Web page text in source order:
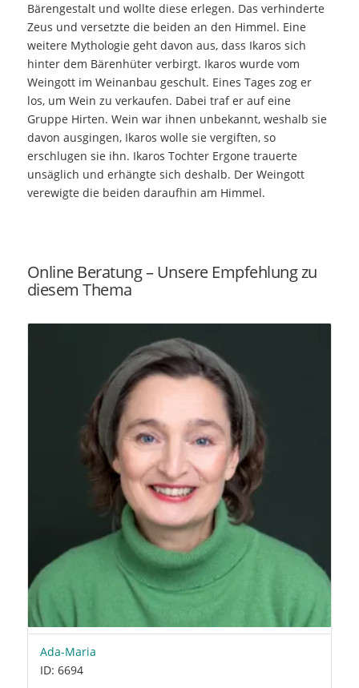
Bärengestalt und wollte diese erlegen. Das verhinderte
Zeus und versetzte die beiden an den Himmel. Eine
weitere Mythologie geht davon aus, dass Ikaros sich
hinter dem Bärenhüter verbirgt. Ikaros wurde vom
Weingott im Weinanbau geschult. Eines Tages zog er
los, um Wein zu verkaufen. Dabei traf er auf eine
Gruppe Hirten. Wein war ihnen unbekannt, weshalb sie
davon ausgingen, Ikaros wolle sie vergiften, so
erschlugen sie ihn. Ikaros Tochter Ergone trauerte
unsäglich und erhängte sich deshalb. Der Weingott
verewigte die beiden daraufhin am Himmel.
Online Beratung – Unsere Empfehlung zu
diesem Thema
Ada-Maria
ID: 6694